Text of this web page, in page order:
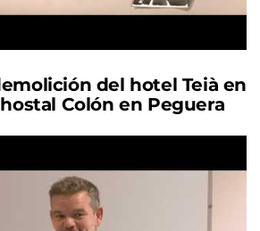
del hotel Teià en
Colón en Peguera